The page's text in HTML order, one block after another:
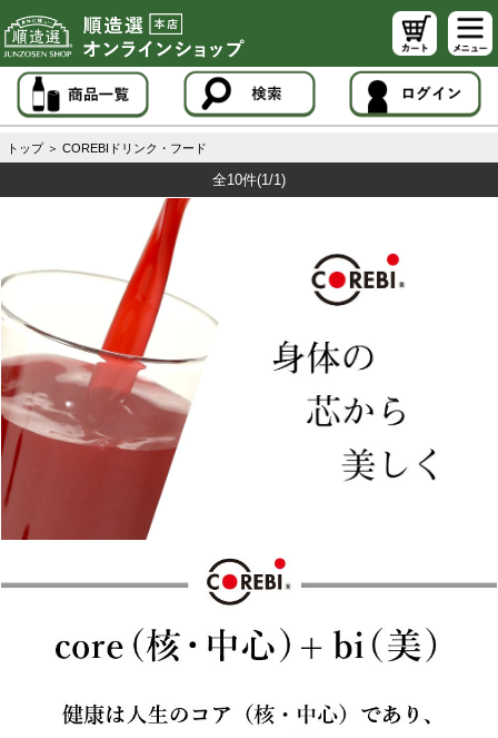
トップ ＞ COREBIドリンク・フード
全10件(1/1)